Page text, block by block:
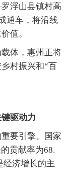
浮山县镇村高
通车，将沿线
值。
体，惠州正将
村振兴和“百
驱动力
要引擎。国家
贡献率为68.
经济增长的主